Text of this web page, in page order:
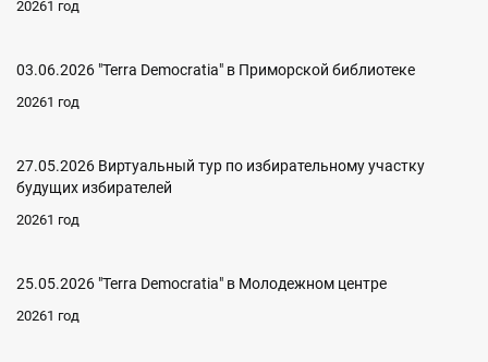
20261 год
03.06.2026 "Terra Democratia" в Приморской библиотеке
20261 год
27.05.2026 Виртуальный тур по избирательному участку
будущих избирателей
20261 год
25.05.2026 "Terra Democratia" в Молодежном центре
20261 год